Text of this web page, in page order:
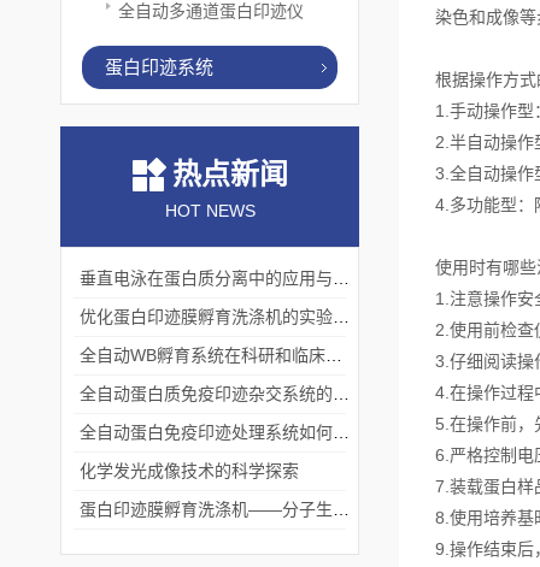
全自动多通道蛋白印迹仪
蛋白印迹系统
热点新闻
HOT NEWS
化学发光成像技术的科学探索
染色和成像
根据操作方
1.手动操作型
2.半自动操作
3.全自动操作
4.多功能型：
使用时有哪
1.注意操作安
2.使用前检查
3.仔细阅读操
4.在操作过程
5.在操作前，
6.严格控制电
7.装载蛋白样
8.使用培养基
9.操作结束后